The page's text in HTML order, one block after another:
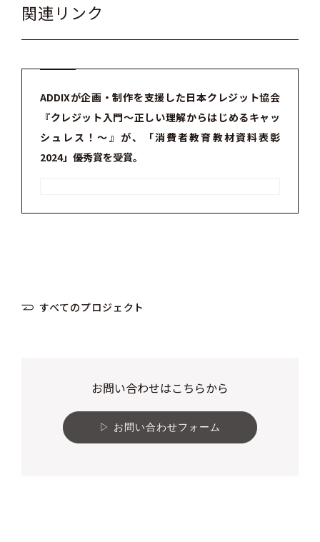
関連リンク
ADDIXが企画・制作を支援した日本クレジット協会
『クレジット入門～正しい理解からはじめるキャッ
シュレス！～』が、「消費者教育教材資料表彰
2024」優秀賞を受賞。
すべてのプロジェクト
お問い合わせはこちらから
お問い合わせフォーム